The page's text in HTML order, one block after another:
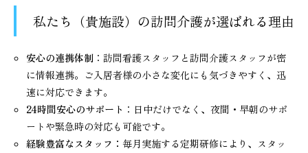
私たち（貴施設）の訪問介護が選ばれる理由
安心の連携体制 ：訪問看護スタッフと訪問介護スタッフが密
に情報連携。ご入居者様の小さな変化にも気づきやすく、迅
速に対応できます。
24時間安心のサポート ：日中だけでなく、夜間・早朝のサポ
ートや緊急時の対応も可能です。
経験豊富なスタッフ：毎月実施する定期研修により、スタッ